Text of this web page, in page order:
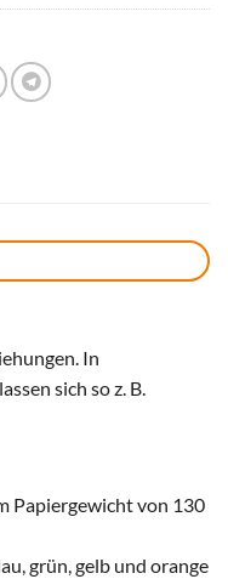
In
sich so z. B.
Papiergewicht von 130
grün, gelb und orange